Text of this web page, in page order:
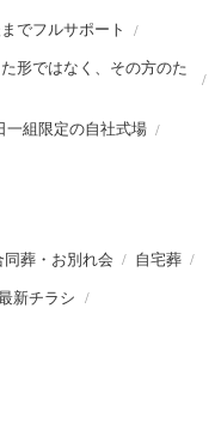
でフルサポート
形ではなく、その方のた
一組限定の自社式場
同葬・お別れ会 自宅葬
新チラシ